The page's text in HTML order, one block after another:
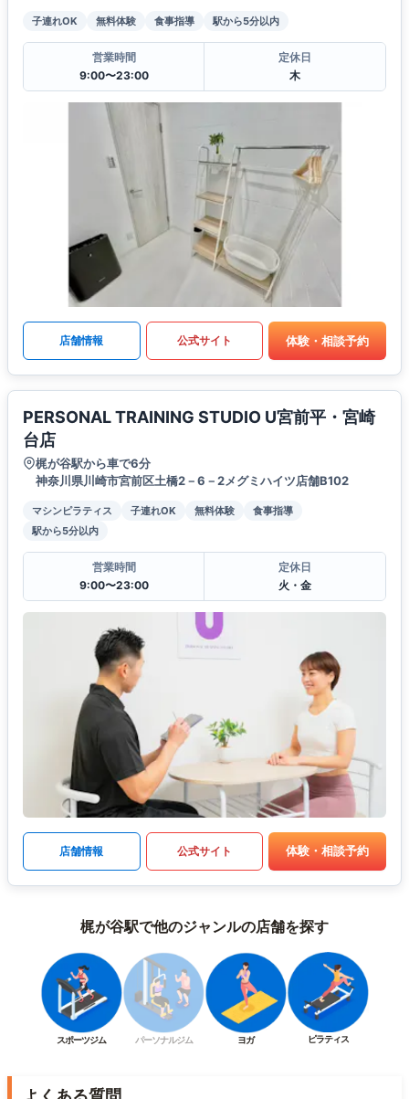
子連れOK 無料体験 食事指導 駅から5分以内
営業時間
9:00〜23:00
定休日
木
店舗情報 公式サイト 体験・相談予約
PERSONAL TRAINING STUDIO U宮前平・宮崎
台店
梶が谷駅から車で6分
神奈川県川崎市宮前区土橋2－6－2メグミハイツ店舗B102
マシンピラティス 子連れOK 無料体験
食事指導
駅から5分以内
営業時間
9:00〜23:00
定休日
火・金
店舗情報 公式サイト 体験・相談予約
梶が谷駅で他のジャンルの店舗を探す
スポーツジム パーソナルジム ヨガ ピラティス